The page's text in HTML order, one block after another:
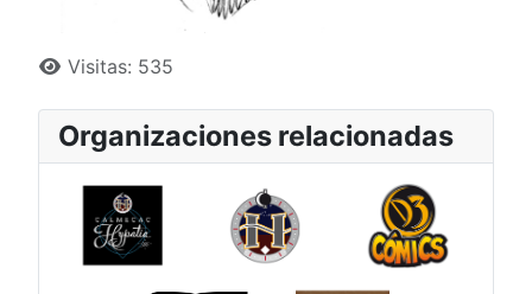
Detalles
Visitas: 535
Organizaciones relacionadas